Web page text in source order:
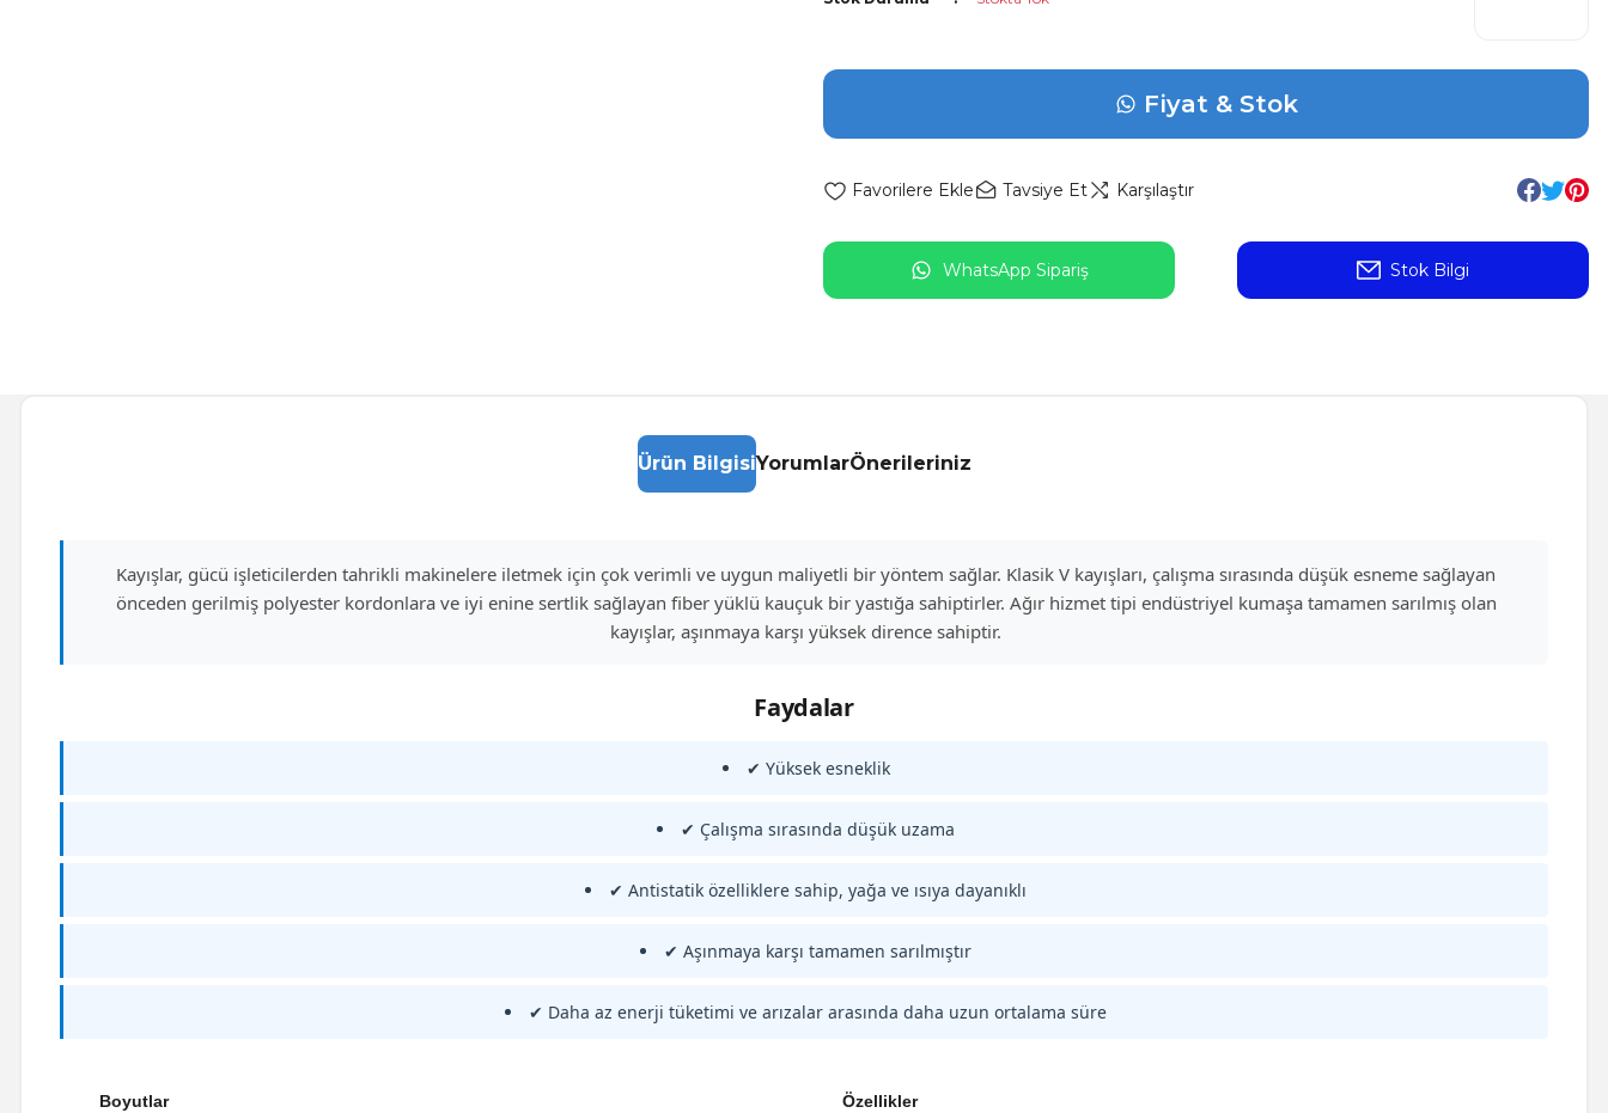
Fiyat & Stok
Tavsiye Et Karşılaştır
WhatsApp Sipariş Stok Bilgi
Ürün BilgisiYorumlarÖnerileriniz
Kayışlar, gücü işleticilerden tahrikli makinelere iletmek için çok verimli ve uygun maliyetli bir yöntem sağlar. Klasik V kayışları, çalışma sırasında düşük esneme sağlayan
önceden gerilmiş polyester kordonlara ve iyi enine sertlik sağlayan fiber yüklü kauçuk bir yastığa sahiptirler. Ağır hizmet tipi endüstriyel kumaşa tamamen sarılmış olan
kayışlar, aşınmaya karşı yüksek dirence sahiptir.
Faydalar
✔ Yüksek esneklik
✔ Çalışma sırasında düşük uzama
✔ Antistatik özelliklere sahip, yağa ve ısıya dayanıklı
✔ Aşınmaya karşı tamamen sarılmıştır
✔ Daha az enerji tüketimi ve arızalar arasında daha uzun ortalama süre
Boyutlar Özellikler